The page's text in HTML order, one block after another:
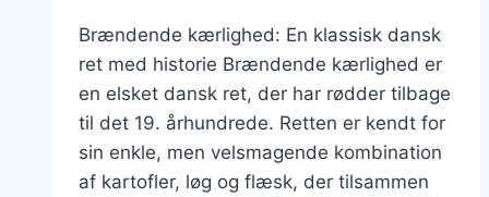
Brændende kærlighed: En klassisk dansk
ret med historie Brændende kærlighed er
en elsket dansk ret, der har rødder tilbage
til det 19. århundrede. Retten er kendt for
sin enkle, men velsmagende kombination
af kartofler, løg og flæsk, der tilsammen